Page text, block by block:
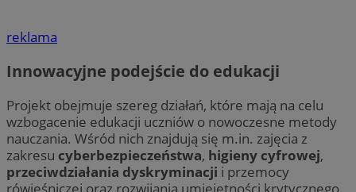
reklama
Innowacyjne podejście do edukacji
Projekt obejmuje szereg działań, które mają na celu
wzbogacenie edukacji uczniów o nowoczesne metody
nauczania. Wśród nich znajdują się m.in. zajęcia z
zakresu cyberbezpieczeństwa, higieny cyfrowej,
przeciwdziałania dyskryminacji i przemocy